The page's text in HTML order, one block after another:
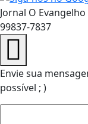
Jornal O
99837-7837
Envie sua
possível ; )